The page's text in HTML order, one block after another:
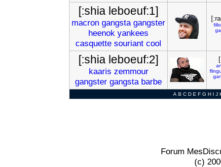
[:shia leboeuf:1]
macron gangsta gangster
heenok yankees
casquette souriant cool
[:shia leboeuf:2]
kaaris zemmour
gangster gangsta barbe
A B C D E F G H I J
Forum
(c)